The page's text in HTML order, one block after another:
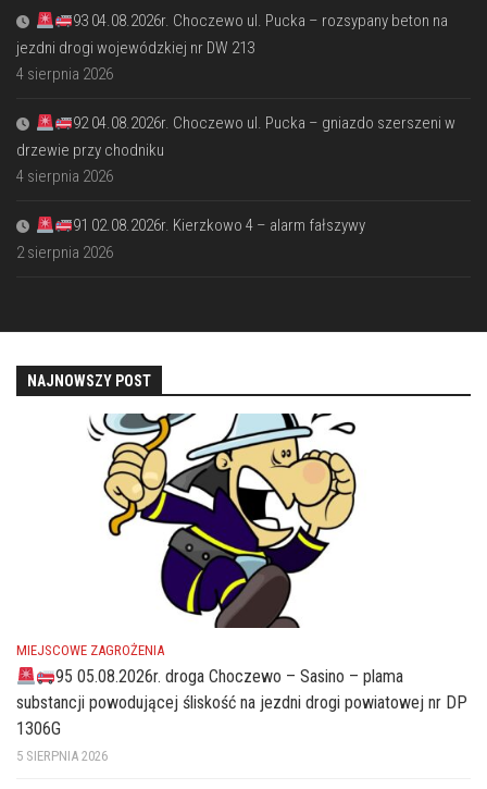
93 04.08.2026r. Choczewo ul. Pucka – rozsypany beton na
jezdni drogi wojewódzkiej nr DW 213
4 sierpnia 2026
92 04.08.2026r. Choczewo ul. Pucka – gniazdo szerszeni w
drzewie przy chodniku
4 sierpnia 2026
91 02.08.2026r. Kierzkowo 4 – alarm fałszywy
2 sierpnia 2026
NAJNOWSZY POST
MIEJSCOWE ZAGROŻENIA
95 05.08.2026r. droga Choczewo – Sasino – plama
substancji powodującej śliskość na jezdni drogi powiatowej nr DP
1306G
5 SIERPNIA 2026